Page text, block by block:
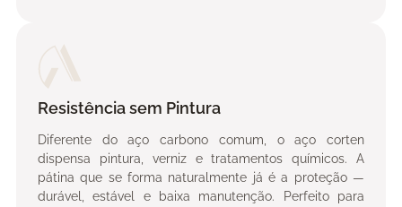
Resistência sem Pintura
Diferente do aço carbono comum, o aço corten
dispensa pintura, verniz e tratamentos químicos. A
pátina que se forma naturalmente já é a proteção —
durável, estável e baixa manutenção. Perfeito para